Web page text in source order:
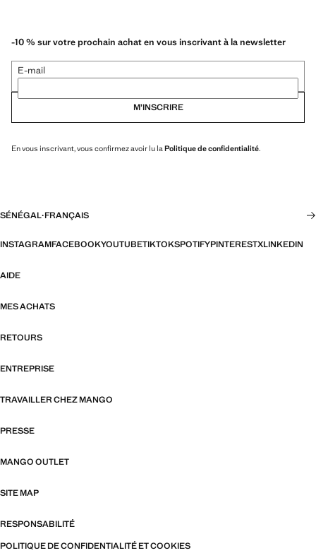
-10 % sur votre prochain achat en vous inscrivant à la newsletter
E-mail
M’INSCRIRE
En vous inscrivant, vous confirmez avoir lu la Politique de confidentialité.
SÉNÉGAL·FRANÇAIS
INSTAGRAMFACEBOOKYOUTUBETIKTOKSPOTIFYPINTERESTXLINKEDIN
AIDE
MES ACHATS
RETOURS
ENTREPRISE
TRAVAILLER CHEZ MANGO
PRESSE
MANGO OUTLET
SITE MAP
RESPONSABILITÉ
POLITIQUE DE CONFIDENTIALITÉ ET COOKIES